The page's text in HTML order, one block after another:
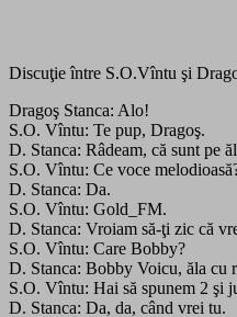
Discuţie între S.O.Vîntu şi
Dragoş Stanca: Alo!
S.O. Vîntu: Te pup, Dragoş.
D. Stanca: Râdeam, că sunt pe
S.O. Vîntu: Ce voce
D. Stanca: Da.
S.O. Vîntu: Gold_FM.
D. Stanca: Vroiam să-ţi zic că
S.O. Vîntu: Care Bobby?
D. Stanca: Bobby Voicu, ăla cu
S.O. Vîntu: Hai să spunem 2 şi
D. Stanca: Da, da, când vrei tu.